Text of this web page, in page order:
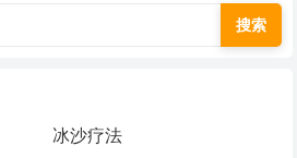
搜索
冰沙疗法